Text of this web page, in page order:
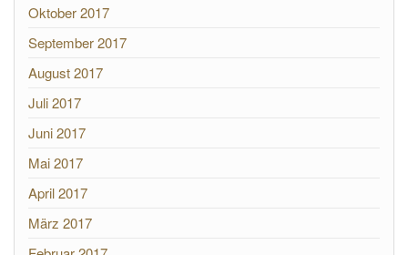
Oktober 2017
September 2017
August 2017
Juli 2017
Juni 2017
Mai 2017
April 2017
März 2017